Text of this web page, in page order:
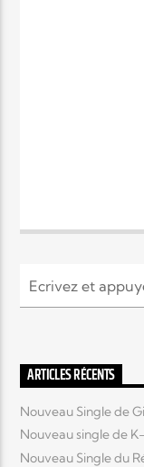
ARTICLES RÉCENTS
Nouveau Single de
Nouveau single de
Nouveau Single du